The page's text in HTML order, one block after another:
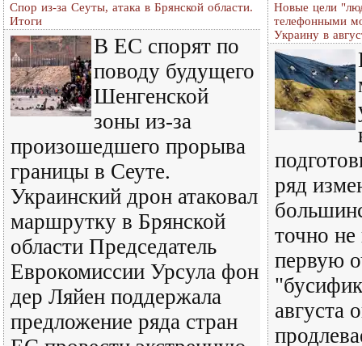
Спор из-за Сеуты, атака в Брянской области.
Итоги
В ЕС спорят по
поводу будущего
Шенгенской
зоны из-за
произошедшего прорыва
границы в Сеуте.
Украинский дрон атаковал
маршрутку в Брянской
области Председатель
Еврокомиссии Урсула фон
дер Ляйен поддержала
предложение ряда стран
Новые цели
телефонными
Украину в
ряд
точно не
первую
августа